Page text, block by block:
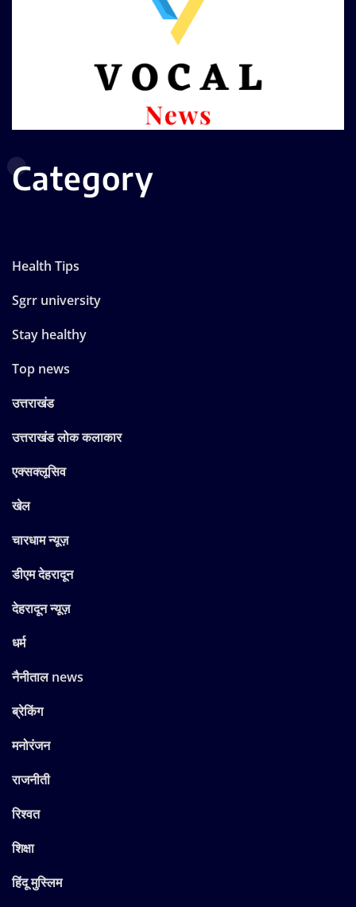
Category
Health Tips
Sgrr university
Stay healthy
Top news
उत्तराखंड
उत्तराखंड लोक कलाकार
एक्सक्लूसिव
खेल
चारधाम न्यूज़
डीएम देहरादून
देहरादून न्यूज़
धर्म
नैनीताल news
ब्रेकिंग
मनोरंजन
राजनीती
रिश्वत
शिक्षा
हिंदू मुस्लिम